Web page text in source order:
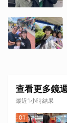
查看更多鏡
最近1小時結果
01